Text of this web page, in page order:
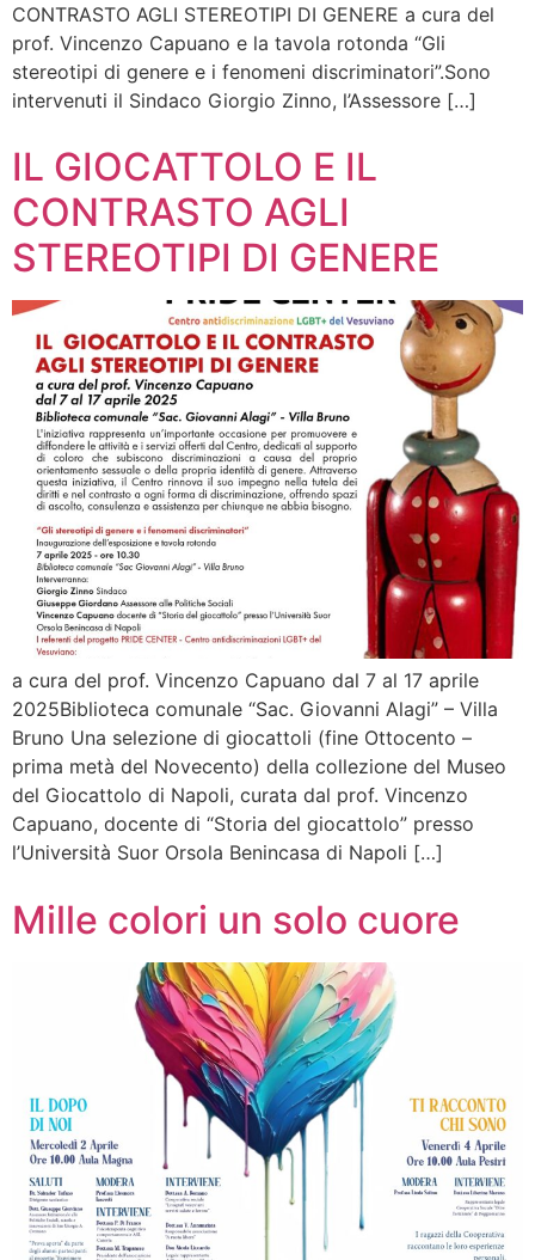
CONTRASTO AGLI STEREOTIPI DI GENERE a cura del
prof. Vincenzo Capuano e la tavola rotonda “Gli
stereotipi di genere e i fenomeni discriminatori”.Sono
intervenuti il Sindaco Giorgio Zinno, l’Assessore […]
IL GIOCATTOLO E IL
CONTRASTO AGLI
STEREOTIPI DI GENERE
a cura del prof. Vincenzo Capuano dal 7 al 17 aprile
2025Biblioteca comunale “Sac. Giovanni Alagi” – Villa
Bruno Una selezione di giocattoli (fine Ottocento –
prima metà del Novecento) della collezione del Museo
del Giocattolo di Napoli, curata dal prof. Vincenzo
Capuano, docente di “Storia del giocattolo” presso
l’Università Suor Orsola Benincasa di Napoli […]
Mille colori un solo cuore